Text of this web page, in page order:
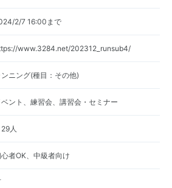
2/7 16:00まで
www.3284.net/202312_runsub4/
ンニング(種目：その他)
ベント、練習会、講習会・セミナー
29人
者OK、中級者向け